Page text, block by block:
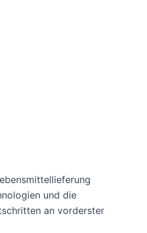
und die
an vorderster